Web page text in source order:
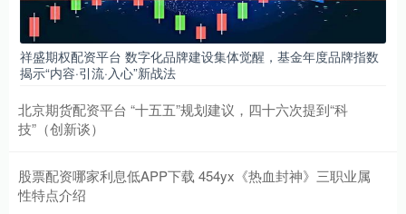
祥盛期权配资平台 数字化品牌建设集体觉醒，基金年度品牌指数
揭示“内容·引流·入心”新战法
北京期货配资平台 “十五五”规划建议，四十六次提到“科
技”（创新谈）
股票配资哪家利息低APP下载 454yx《热血封神》三职业属
性特点介绍